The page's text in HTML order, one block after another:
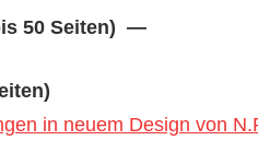
50 Seiten) —
in neuem Design von